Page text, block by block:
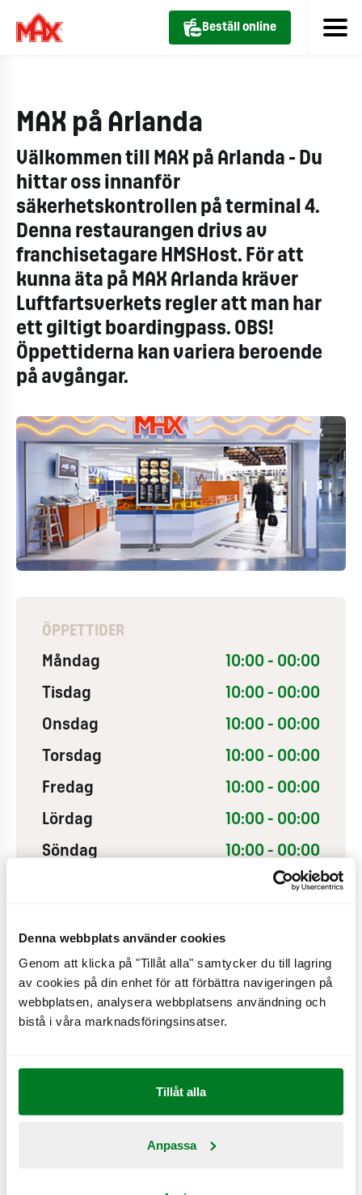
Denna webbplats använder cookies
Genom att klicka på "Tillåt alla" samtycker du till lagring
av cookies på din enhet för att förbättra navigeringen på
webbplatsen, analysera webbplatsens användning och
bistå i våra marknadsföringsinsatser.
Tillåt alla
Anpassa
Beställ online
MAX på Arlanda
Välkommen till MAX på Arlanda - Du
hittar oss innanför
säkerhetskontrollen på terminal 4.
Denna restaurangen drivs av
franchisetagare HMSHost. För att
kunna äta på MAX Arlanda kräver
Luftfartsverkets regler att man har
ett giltigt boardingpass. OBS!
Öppettiderna kan variera beroende
på avgångar.
ÖPPETTIDER
Måndag 10:00 - 00:00
Tisdag 10:00 - 00:00
Onsdag 10:00 - 00:00
Torsdag 10:00 - 00:00
Fredag 10:00 - 00:00
Lördag 10:00 - 00:00
Söndag 10:00 - 00:00
PÅ RESTAURANGEN